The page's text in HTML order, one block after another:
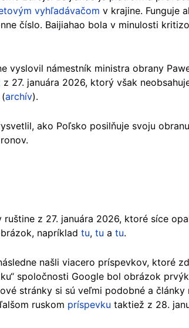
vyhľadávačom v krajine. Funguje
číslo. Baijiahao bola v minulosti
vyslovil námestník ministra obrany
z 27. januára 2026, ktorý však
archív).
ako Poľsko posilňuje svoju
z 27. januára 2026, ktoré síce
napríklad tu, tu a tu.
našli viacero príspevkov, ktoré
spoločnosti Google bol obrázok
stránky si sú veľmi podobné a články
ruskom príspevku taktiež z 28.